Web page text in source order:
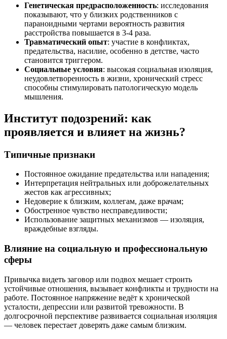
Генетическая предрасположенность: исследования
показывают, что у близких родственников с
параноидными чертами вероятность развития
расстройства повышается в 3-4 раза.
Травматический опыт: участие в конфликтах,
предательства, насилие, особенно в детстве, часто
становится триггером.
Социальные условия: высокая социальная изоляция,
неудовлетворенность в жизни, хронический стресс
способны стимулировать патологическую модель
мышления.
Институт подозрений: как
проявляется и влияет на жизнь?
Типичные признаки
Постоянное ожидание предательства или нападения;
Интерпретация нейтральных или доброжелательных
жестов как агрессивных;
Недоверие к близким, коллегам, даже врачам;
Обостренное чувство несправедливости;
Использование защитных механизмов — изоляция,
враждебные взгляды.
Влияние на социальную и профессиональную
сферы
Привычка видеть заговор или подвох мешает строить
устойчивые отношения, вызывает конфликты и трудности на
работе. Постоянное напряжение ведёт к хронической
усталости, депрессии или развитой тревожности. В
долгосрочной перспективе развивается социальная изоляция
— человек перестает доверять даже самым близким.